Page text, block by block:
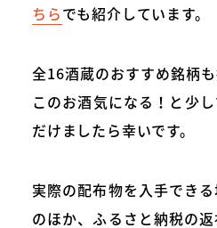
ちらでも紹介しています。
全16酒蔵のおすすめ銘柄も
このお酒気になる！と少
だけましたら幸いです。
実際の配布物を入手でき
のほか、ふるさと納税の